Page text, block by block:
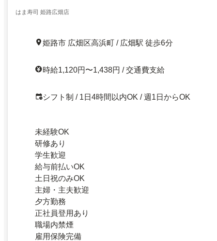
はま寿司 姫路広畑店
姫路市 広畑区高浜町 / 広畑駅 徒歩6分
時給1,120円〜1,438円 / 交通費支給
シフト制 / 1日4時間以内OK / 週1日からOK
未経験OK
研修あり
学生歓迎
給与前払いOK
土日祝のみOK
主婦・主夫歓迎
夕方勤務
正社員登用あり
職場内禁煙
雇用保険完備